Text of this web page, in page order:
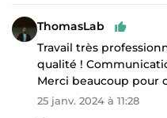
ThomasLab
Travail très
qualité !
Merci beaucoup pour
25 janv. 2024 à 11:28